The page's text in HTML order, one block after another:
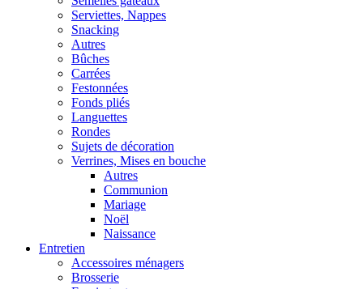
Serviettes, Nappes
Snacking
Autres
Bûches
Carrées
Festonnées
Fonds pliés
Languettes
Rondes
Sujets de décoration
Verrines, Mises en bouche
Autres
Communion
Mariage
Noël
Naissance
Entretien
Accessoires ménagers
Brosserie